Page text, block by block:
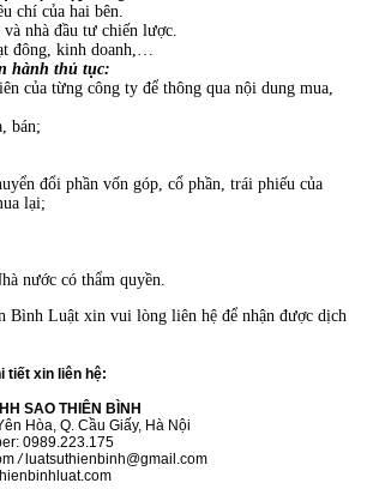
chí của hai bên.
nhà đầu tư chiến lược.
đông, kinh doanh,…
hành thủ tục:
của từng công ty để thông qua nội dung mua,
bán;
đổi phần vốn góp, cổ phần, trái phiếu của
lại;
nước có thẩm quyền.
Bình Luật xin vui lòng liên hệ để nhận được dịch
tiết xin liên hệ:
SAO THIÊN BÌNH
Hòa, Q. Cầu Giấy, Hà Nội
0989.223.175
/ luatsuthienbinh@gmail.com